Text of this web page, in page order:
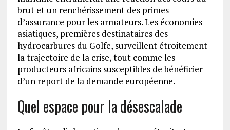
brut et un renchérissement des primes
d’assurance pour les armateurs. Les économies
asiatiques, premières destinataires des
hydrocarbures du Golfe, surveillent étroitement
la trajectoire de la crise, tout comme les
producteurs africains susceptibles de bénéficier
d’un report de la demande européenne.
Quel espace pour la désescalade